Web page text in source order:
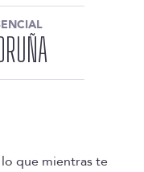
que mientras te